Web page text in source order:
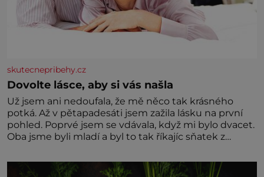
skutecnepribehy.cz
Dovolte lásce, aby si vás našla
Už jsem ani nedoufala, že mě něco tak krásného
potká. Až v pětapadesáti jsem zažila lásku na první
pohled. Poprvé jsem se vdávala, když mi bylo dvacet.
Oba jsme byli mladí a byl to tak říkajíc sňatek z
zaopatřený mladý muž. Manželství nám oběma moc
nesvědčilo, brzy jsme zjistili, že